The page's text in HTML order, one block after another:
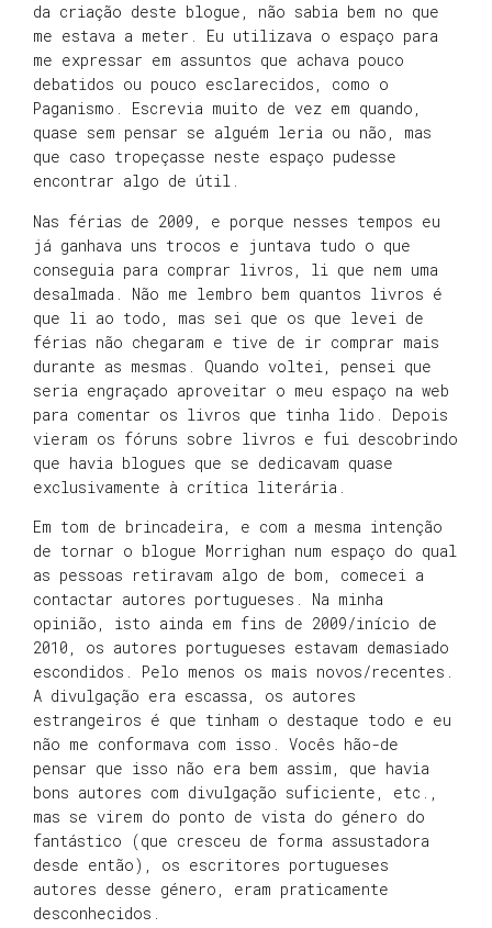
da criação deste blogue, não sabia bem no que
me estava a meter. Eu utilizava o espaço para
me expressar em assuntos que achava pouco
debatidos ou pouco esclarecidos, como o
Paganismo. Escrevia muito de vez em quando,
quase sem pensar se alguém leria ou não, mas
que caso tropeçasse neste espaço pudesse
encontrar algo de útil.
Nas férias de 2009, e porque nesses tempos eu
já ganhava uns trocos e juntava tudo o que
conseguia para comprar livros, li que nem uma
desalmada. Não me lembro bem quantos livros é
que li ao todo, mas sei que os que levei de
férias não chegaram e tive de ir comprar mais
durante as mesmas. Quando voltei, pensei que
seria engraçado aproveitar o meu espaço na web
para comentar os livros que tinha lido. Depois
vieram os fóruns sobre livros e fui descobrindo
que havia blogues que se dedicavam quase
exclusivamente à crítica literária.
Em tom de brincadeira, e com a mesma intenção
de tornar o blogue Morrighan num espaço do qual
as pessoas retiravam algo de bom, comecei a
contactar autores portugueses. Na minha
opinião, isto ainda em fins de 2009/início de
2010, os autores portugueses estavam demasiado
escondidos. Pelo menos os mais novos/recentes.
A divulgação era escassa, os autores
estrangeiros é que tinham o destaque todo e eu
não me conformava com isso. Vocês hão-de
pensar que isso não era bem assim, que havia
bons autores com divulgação suficiente, etc.,
mas se virem do ponto de vista do género do
fantástico (que cresceu de forma assustadora
desde então), os escritores portugueses
autores desse género, eram praticamente
desconhecidos.